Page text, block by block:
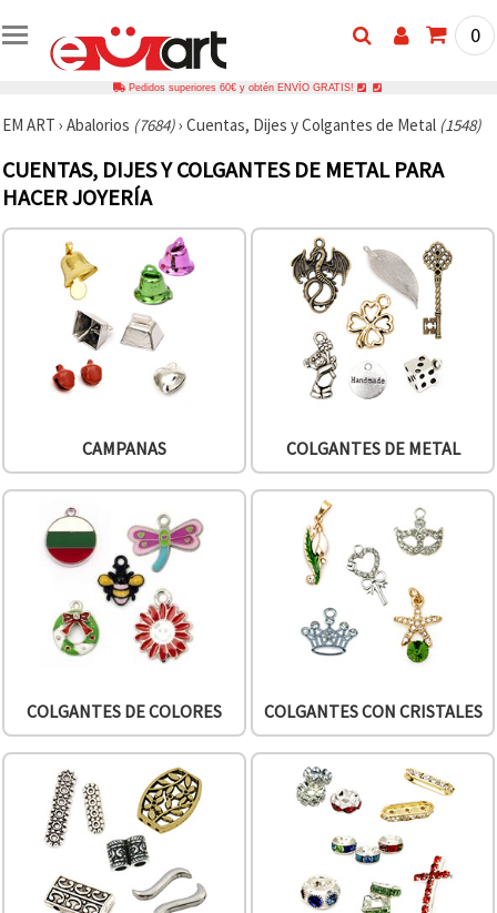
0
Pedidos superiores 60€ y obtén ENVÍO GRATIS!
EM ART › Abalorios (7684)› Cuentas, Dijes y Colgantes de Metal (1548)
CUENTAS, DIJES Y COLGANTES DE METAL PARA
HACER JOYERÍA
CAMPANAS COLGANTES DE METAL
COLGANTES DE COLORES COLGANTES CON CRISTALES